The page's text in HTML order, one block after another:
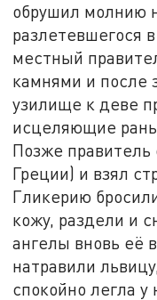
обрушил молнию
разлетевшегося
местный
камнями и после
узилище к деве
исцеляющие
Позже правитель
Греции) и взял
Гликерию
кожу, раздели и
ангелы вновь её
натравили
спокойно легла